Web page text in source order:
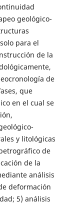
geológico-
para el
de la
de
que
en el cual se
y litológicas
de
de la
análisis
deformación
5) análisis